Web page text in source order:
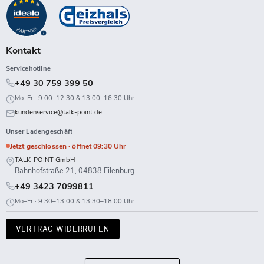
auf
Facebook
auf
Instagram
auf
LinkedIn
auf
TikTokTwitch
Kontakt
Servicehotline
+49 30 759 399 50
Mo–Fr · 9:00–12:30 & 13:00–16:30 Uhr
kundenservice@talk-point.de
Unser Ladengeschäft
Jetzt geschlossen · öffnet 09:30 Uhr
TALK-POINT GmbH
Bahnhofstraße 21, 04838 Eilenburg
+49 3423 7099811
Mo–Fr · 9:30–13:00 & 13:30–18:00 Uhr
VERTRAG WIDERRUFEN